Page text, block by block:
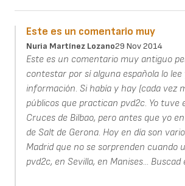
Este es un comentario muy
Nuria Martínez Lozano29 Nov 2014
Este es un comentario muy antiguo
contestar por sí alguna española lo lee
información. Si había y hay (cada vez
públicos que practican pvd2c. Yo tuve
Cruces de Bilbao, pero antes que yo
de Salt de Gerona. Hoy en día son
Madrid que no se sorprenden cuando
pvd2c, en Sevilla, en Manises...